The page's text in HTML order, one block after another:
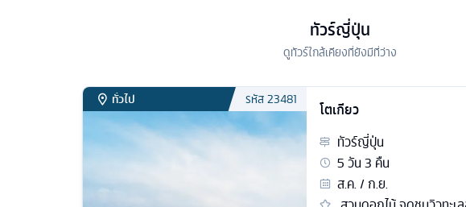
ทัวร์ญี่ปุ่น
ดูทัวร์ใกล้เคียงที่ยังมีที่ว่าง
ทั่วไป รหัส23481
โตเกียว
ทัวร์ญี่ปุ่น
5วัน3 คืน
ส.ค. / ก.ย.